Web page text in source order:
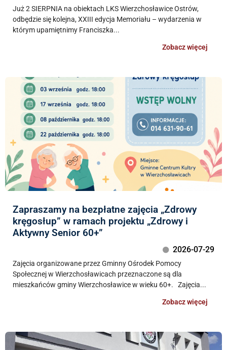
Już 2 SIERPNIA na obiektach LKS Wierzchosławice Ostrów,
odbędzie się kolejna, XXIII edycja Memoriału – wydarzenia w
którym upamiętnimy Franciszka...
Zobacz więcej
Zapraszamy na bezpłatne zajęcia „Zdrowy
kręgosłup” w ramach projektu „Zdrowy i
Aktywny Senior 60+”
2026-07-29
Zajęcia organizowane przez Gminny Ośrodek Pomocy
Społecznej w Wierzchosławicach przeznaczone są dla
mieszkańców gminy Wierzchosławice w wieku 60+. Zajęcia...
Zobacz więcej